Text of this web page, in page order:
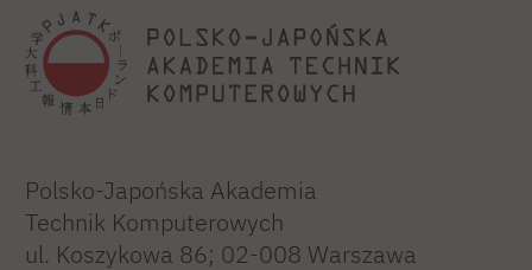
Polsko-Japońska Akademia
Technik Komputerowych
ul. Koszykowa 86; 02-008 Warszawa